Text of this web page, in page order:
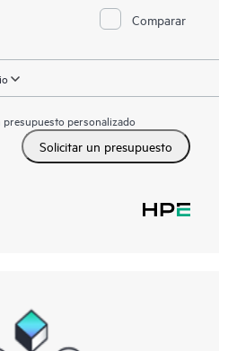
Comparar
personalizado
Solicitar un presupuesto